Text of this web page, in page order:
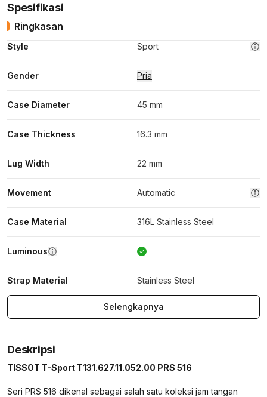
Spesifikasi
Ringkasan
Style Sport
Gender Pria
Case Diameter 45 mm
Case Thickness 16.3 mm
Lug Width 22 mm
Movement Automatic
Case Material 316L Stainless Steel
Luminous
Strap Material Stainless Steel
Selengkapnya
Deskripsi
TISSOT T-Sport T131.627.11.052.00 PRS 516
Seri PRS 516 dikenal sebagai salah satu koleksi jam tangan